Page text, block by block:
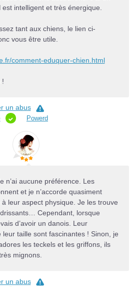
intelligent et très énergique.
tant aux chiens, le lien ci-
vous être utile.
comment-eduquer-chien.html
!
un abus
Powerd
n’ai aucune préférence. Les
et je n’accorde quasiment
leur aspect physique. Je les trouve
Cependant, lorsque
d’avoir un danois. Leur
leur taille sont fascinantes ! Sinon, je
les teckels et les griffons, ils
mignons.
un abus